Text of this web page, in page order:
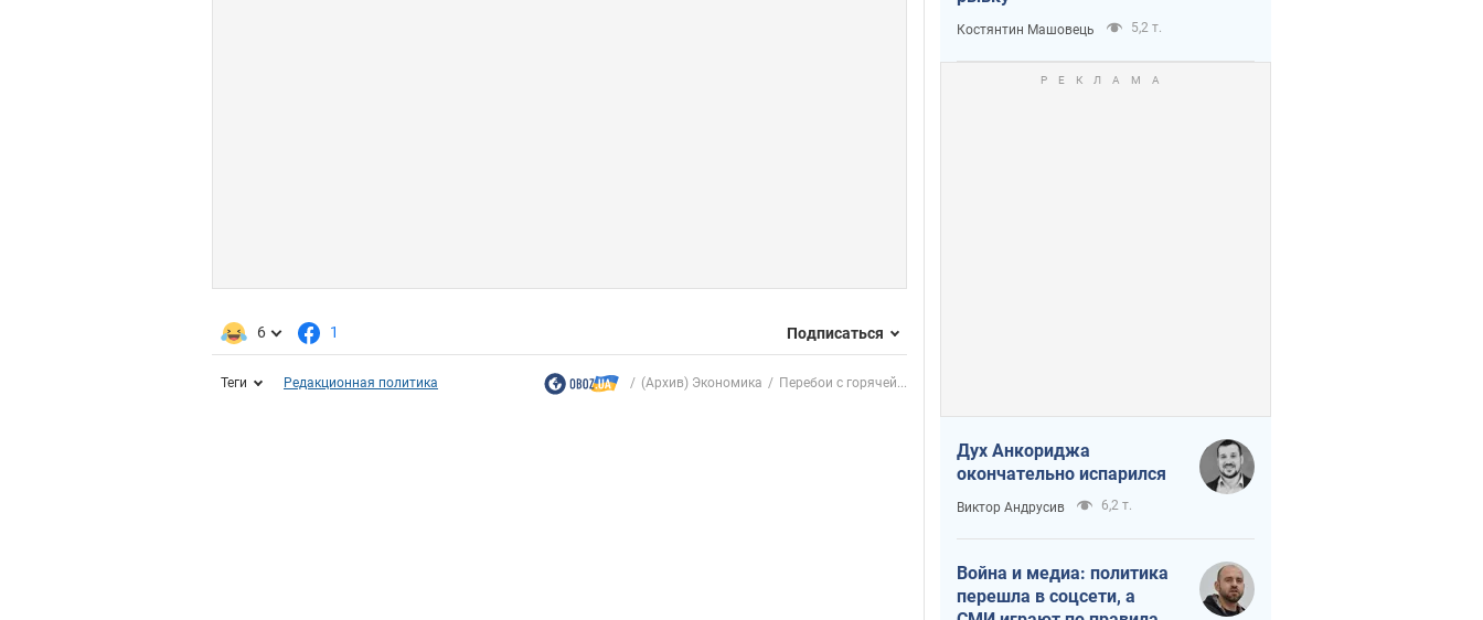
6 1 Подписаться
Теги Редакционная политика (Архив) Экономика Перебои с горячей...
Костянтин Машовець 5,2 т.
Дух Анкориджа
окончательно испарился
Виктор Андрусив 6,2 т.
Война и медиа: политика
перешла в соцсети, а